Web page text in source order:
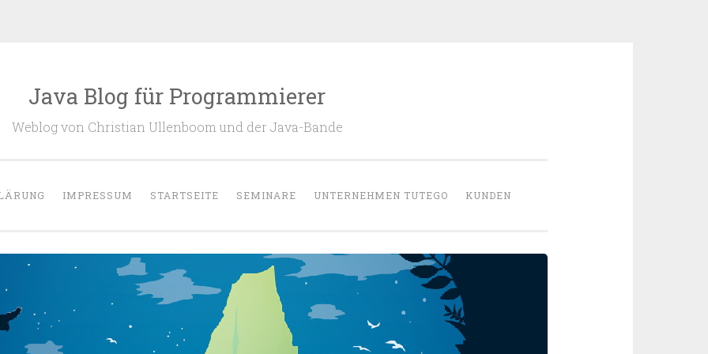
Java Blog für Programmierer
Weblog von Christian Ullenboom und der Java-Bande
IMPRESSUM STARTSEITE SEMINARE UNTERNEHMEN TUTEGO KUNDEN